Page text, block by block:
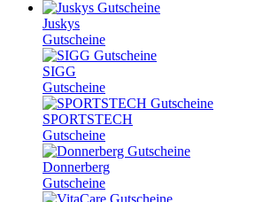
Juskys
Gutscheine
SIGG
Gutscheine
SPORTSTECH
Gutscheine
Donnerberg
Gutscheine